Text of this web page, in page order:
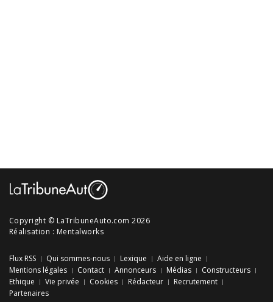
Copyright © LaTribuneAuto.com 2026
Réalisation : Mentalworks
Flux RSS Qui sommes-nous Lexique
Aide en ligne
Mentions légales
Contact Annonceurs Médias
Constructeurs
Ethique
Vie privée Cookies Rédacteur
Recrutement
Partenaires